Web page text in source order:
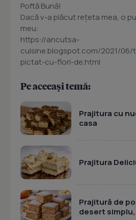
Poftă Bună!
Dacă v-a plăcut reţeta mea, o
meu:
https://ancutsa-
cuisine.blogspot.com/2021/
pictat-cu-flori-de.html
Pe aceeași temă:
Prajitura cu
casa
Prajitura
Prajitură de
desert